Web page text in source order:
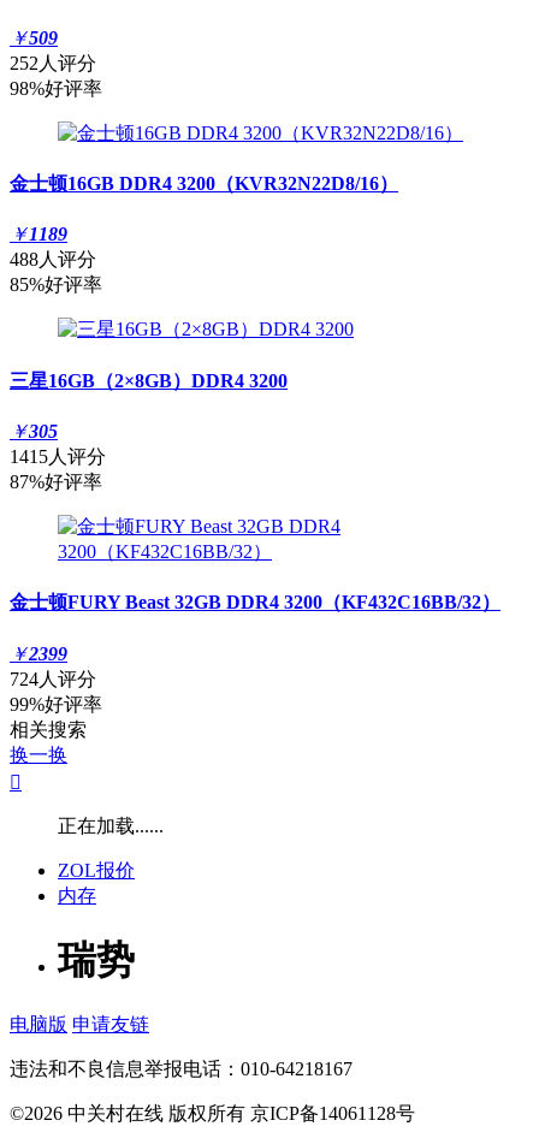
￥509
252人评分
98%好评率
金士顿16GB DDR4 3200（KVR32N22D8/16）
￥1189
488人评分
85%好评率
三星16GB（2×8GB）DDR4 3200
￥305
1415人评分
87%好评率
金士顿FURY Beast 32GB DDR4 3200（KF432C16BB/32）
￥2399
724人评分
99%好评率
相关搜索
换一换

正在加载......
ZOL报价
内存
瑞势
电脑版 申请友链
违法和不良信息举报电话：010-64218167
©2026 中关村在线 版权所有 京ICP备14061128号